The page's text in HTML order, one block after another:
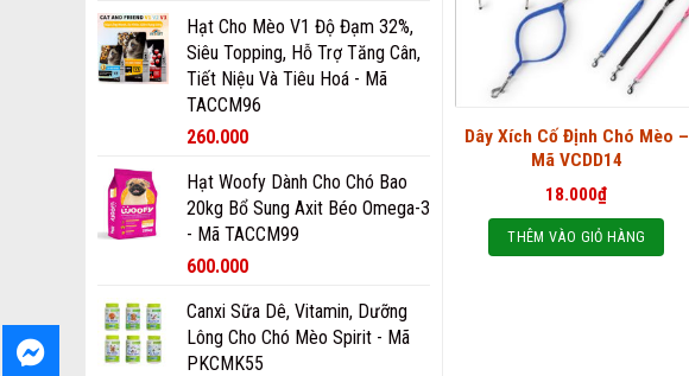
Hạt Cho Mèo V1 Độ Đạm 32%,
Siêu Topping, Hỗ Trợ Tăng Cân,
Tiết Niệu Và Tiêu Hoá - Mã
TACCM96
260.000
Hạt Woofy Dành Cho Chó Bao
20kg Bổ Sung Axit Béo Omega-3
- Mã TACCM99
600.000
Canxi Sữa Dê, Vitamin, Dưỡng
Lông Cho Chó Mèo Spirit - Mã
PKCMK55
Dây Xích Cố Định Chó Mèo –
Mã VCDD14
18.000₫
THÊM VÀO GIỎ HÀNG